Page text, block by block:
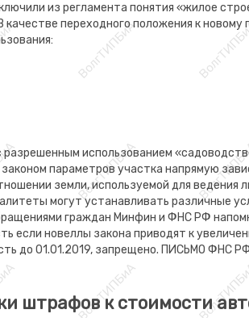
из регламента понятия «жилое
переходного положения к
использованием
параметров участка напрямую
земли, используемой для ведения
могут устанавливать различные
граждан Минфин и ФНС РФ
если новеллы закона приводят к
до 01.01.2019, запрещено. ПИСЬМО
штрафов к стоимости